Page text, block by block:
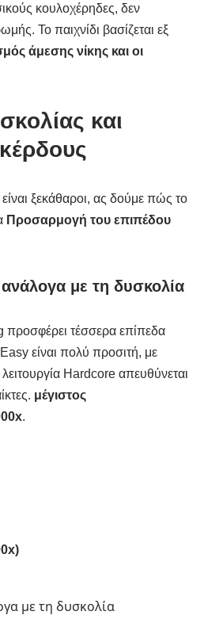
κουλοχέρηδες, δεν
Το παιχνίδι βασίζεται εξ
άμεσης νίκης και οι
και
ξεκάθαροι, ας δούμε πώς το
Προσαρμογή του επιπέδου
με τη δυσκολία
τέσσερα επίπεδα
είναι πολύ προσιτή, με
Hardcore απευθύνεται
μέγιστος
.
με τη δυσκολία